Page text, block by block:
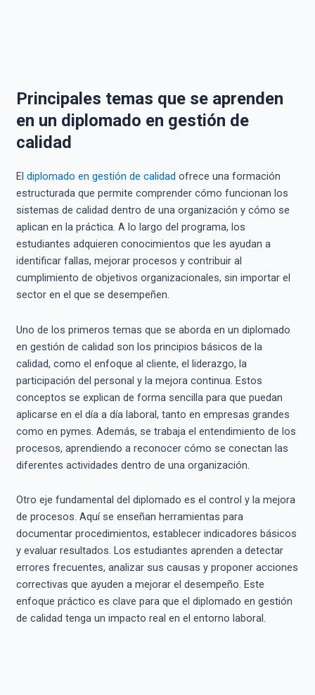
Principales temas que se aprenden
en un diplomado en gestión de
calidad
El diplomado en gestión de calidad ofrece una formación
estructurada que permite comprender cómo funcionan los
sistemas de calidad dentro de una organización y cómo se
aplican en la práctica. A lo largo del programa, los
estudiantes adquieren conocimientos que les ayudan a
identificar fallas, mejorar procesos y contribuir al
cumplimiento de objetivos organizacionales, sin importar el
sector en el que se desempeñen.
Uno de los primeros temas que se aborda en un diplomado
en gestión de calidad son los principios básicos de la
calidad, como el enfoque al cliente, el liderazgo, la
participación del personal y la mejora continua. Estos
conceptos se explican de forma sencilla para que puedan
aplicarse en el día a día laboral, tanto en empresas grandes
como en pymes. Además, se trabaja el entendimiento de los
procesos, aprendiendo a reconocer cómo se conectan las
diferentes actividades dentro de una organización.
Otro eje fundamental del diplomado es el control y la mejora
de procesos. Aquí se enseñan herramientas para
documentar procedimientos, establecer indicadores básicos
y evaluar resultados. Los estudiantes aprenden a detectar
errores frecuentes, analizar sus causas y proponer acciones
correctivas que ayuden a mejorar el desempeño. Este
enfoque práctico es clave para que el diplomado en gestión
de calidad tenga un impacto real en el entorno laboral.